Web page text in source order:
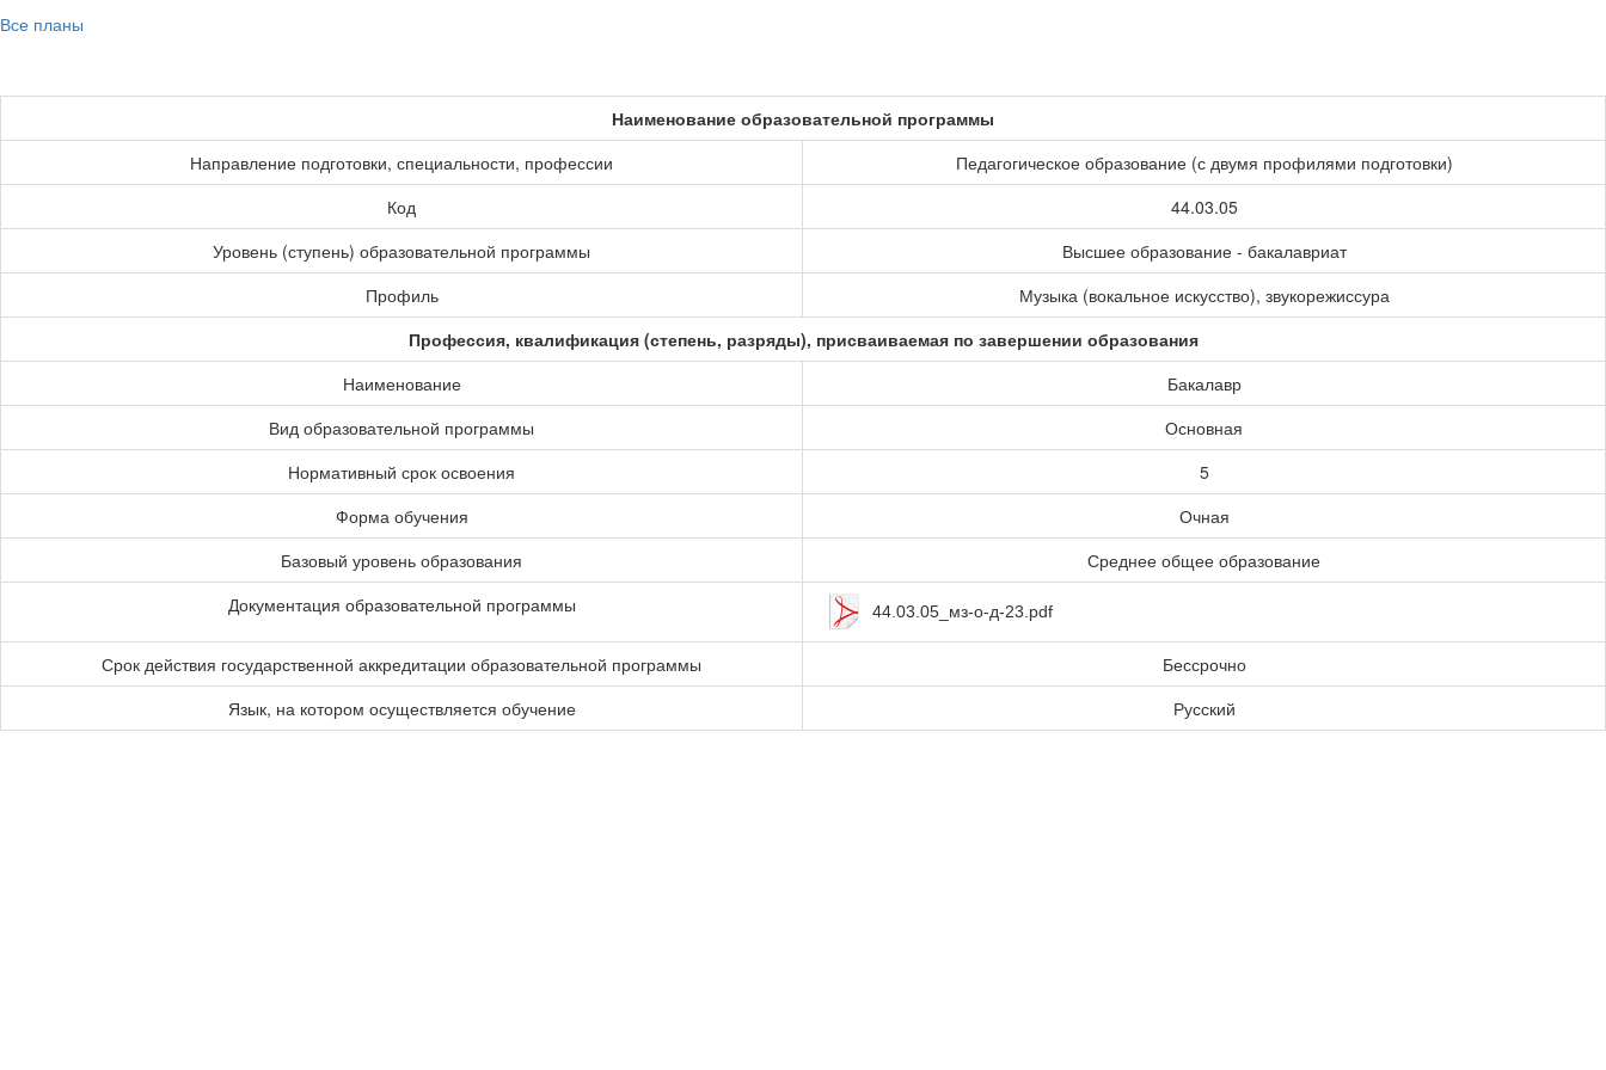
Все планы
Наименование образовательной программы
Направление подготовки, специальности, профессии
Педагогическое образование (с двумя профилями подготовки)
Код
44.03.05
Уровень (ступень) образовательной программы
Высшее образование - бакалавриат
Профиль
Музыка (вокальное искусство), звукорежиссура
Профессия, квалификация (степень, разряды), присваиваемая по завершении образования
Наименование
Бакалавр
Вид образовательной программы
Основная
Нормативный срок освоения
5
Форма обучения
Очная
Базовый уровень образования
Среднее общее образование
Документация образовательной программы
44.03.05_мз-о-д-23.pdf
Срок действия государственной аккредитации образовательной программы
Бессрочно
Язык, на котором осуществляется обучение
Русский